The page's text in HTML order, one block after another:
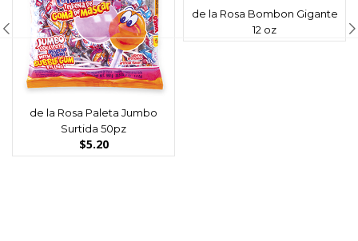
de la Rosa Paleta Jumbo
Surtida 50pz
$5.20
de la Rosa Bombon Gigante
12 oz